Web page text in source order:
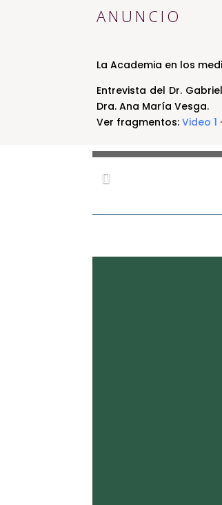
ANUNCIO
La Academia en los
Entrevista del Dr.
Dra. Ana María Vesga.
Ver fragmentos: Video 1 ·
Celebración de los
académico